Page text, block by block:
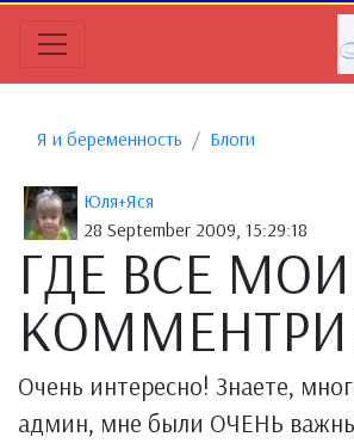
Я и беременность Блоги
Юля+Яся
28 September 2009, 15:29:18
ГДЕ ВСЕ МОИ
Очень интересно! Знаете,
админ, мне были ОЧЕНЬ